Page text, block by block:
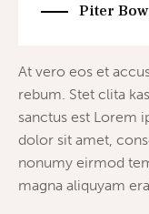
Piter
At vero eos et
rebum. Stet clita
sanctus est Lorem
dolor sit amet,
nonumy eirmod
magna aliquyam